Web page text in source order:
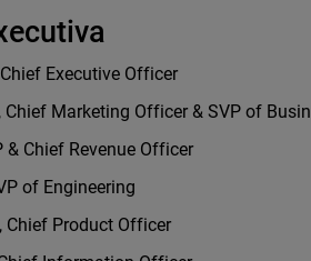
Executive Officer
, Chief Marketing Officer & SVP of
& Chief Revenue Officer
of Engineering
, Chief Product Officer